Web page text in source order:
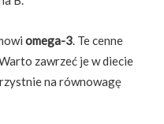
omega-3. Te cenne
zawrzeć je w diecie
na równowagę